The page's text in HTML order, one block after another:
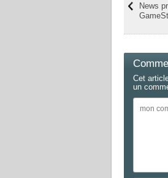
News
Cet
un